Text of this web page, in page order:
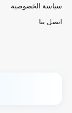
سياسة الخصوصية
اتصل بنا